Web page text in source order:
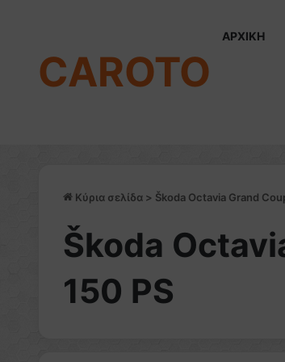
CAROTO
ΑΡΧΙΚΗ
Κύρια σελίδα > Škoda Octavia Grand
Škoda
150 PS